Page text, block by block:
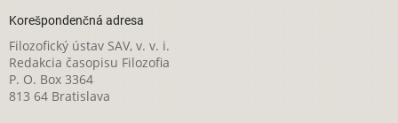
Korešpondenčná adresa
Filozofický ústav SAV, v. v. i.
Redakcia časopisu Filozofia
P. O. Box 3364
813 64 Bratislava